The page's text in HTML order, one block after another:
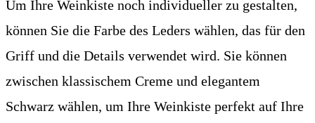
Um Ihre Weinkiste noch individueller zu gestalten,
können Sie die Farbe des Leders wählen, das für den
Griff und die Details verwendet wird. Sie können
zwischen klassischem Creme und elegantem
Schwarz wählen, um Ihre Weinkiste perfekt auf Ihre